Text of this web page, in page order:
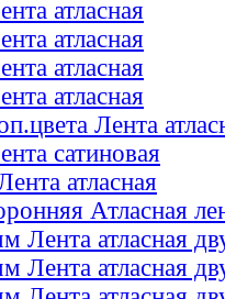
атласная
атласная
атласная
атласная
Лента
сатиновая
атласная
Атласная
Лента атласная
Лента атласная